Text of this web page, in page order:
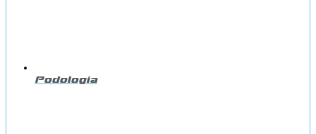
Podología